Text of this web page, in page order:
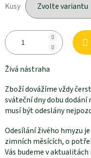
Kusy
Živá nástraha
Zboží dovážíme vždy
sváteční dny dobu
musí být odeslány
Odesílání živého hmyzu
zimních měsících, o
Vás budeme v